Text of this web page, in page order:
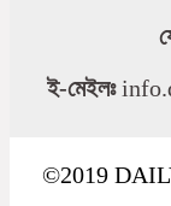
ই-মেইলঃ
©2019